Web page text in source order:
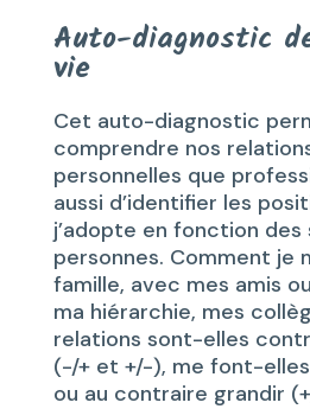
Auto-diagnostic
vie
Cet auto-diagnostic
comprendre nos
personnelles que
aussi d’identifier les
j’adopte en fonction
personnes. Comment je
famille, avec mes amis
ma hiérarchie, mes
relations sont-elles
(-/+ et +/-), me font-
ou au contraire grandir